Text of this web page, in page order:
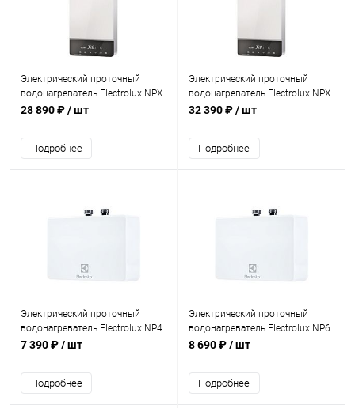
Электрический проточный
водонагреватель Electrolux NPX
12-18 Sensomatic PRO
28 890 ₽/ шт
Подробнее
Электрический проточный
водонагреватель Electrolux NPX
18-24 Sensomatic PRO
32 390 ₽/ шт
Подробнее
Электрический проточный
водонагреватель Electrolux NP4
Aquatronic 2.0
7 390 ₽/ шт
Подробнее
Электрический проточный
водонагреватель Electrolux NP6
Aquatronic 2.0
8 690 ₽/ шт
Подробнее